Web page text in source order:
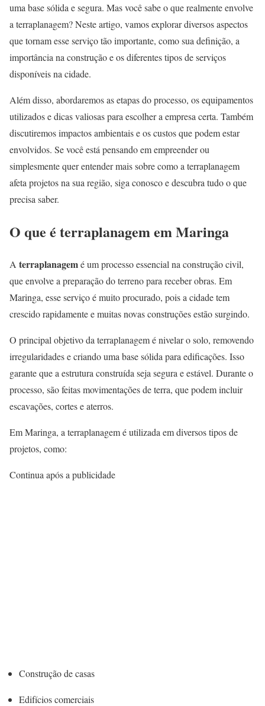
uma base sólida e segura. Mas você sabe o que realmente envolve
a terraplanagem? Neste artigo, vamos explorar diversos aspectos
que tornam esse serviço tão importante, como sua definição, a
importância na construção e os diferentes tipos de serviços
disponíveis na cidade.
Além disso, abordaremos as etapas do processo, os equipamentos
utilizados e dicas valiosas para escolher a empresa certa. Também
discutiremos impactos ambientais e os custos que podem estar
envolvidos. Se você está pensando em empreender ou
simplesmente quer entender mais sobre como a terraplanagem
afeta projetos na sua região, siga conosco e descubra tudo o que
precisa saber.
O que é terraplanagem em Maringa
A terraplanagemé um processo essencial na construção civil,
que envolve a preparação do terreno para receber obras. Em
Maringa, esse serviço é muito procurado, pois a cidade tem
crescido rapidamente e muitas novas construções estão surgindo.
O principal objetivo da terraplanagem é nivelar o solo, removendo
irregularidades e criando uma base sólida para edificações. Isso
garante que a estrutura construída seja segura e estável. Durante o
processo, são feitas movimentações de terra, que podem incluir
escavações, cortes e aterros.
Em Maringa, a terraplanagem é utilizada em diversos tipos de
projetos, como:
Continua após a publicidade
Construção de casas
Edifícios comerciais